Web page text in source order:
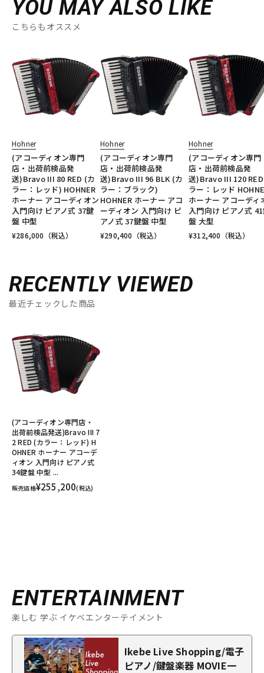
YOU MAY ALSO LIKE
こちらもオススメ
Hohner
(アコーディオン専門
店・出荷前検品発
送)Bravo III 80 RED (カ
ラー：レッド) HOHNER
ホーナー アコーディオン
入門向け ピアノ式 37鍵
盤 中型
¥286,000 （税込）
Hohner
(アコーディオン専門
店・出荷前検品発
送)Bravo III 96 BLK (カ
ラー：ブラック)
HOHNER ホーナー アコ
ーディオン 入門向け ピ
アノ式 37鍵盤 中型
¥290,400 （税込）
Hohner
(アコーディオン専門
店・出荷前検品発
送)Bravo III 120
ラー：レッド
ホーナー アコーディ
入門向け ピアノ式
盤 大型
¥312,400 （税込）
RECENTLY VIEWED
最近チェックした商品
(アコーディオン専門店・
出荷前検品発送)Bravo III 7
2 RED (カラー：レッド) H
OHNER ホーナー アコーデ
ィオン 入門向け ピアノ式
34鍵盤 中型 ...
販売価格¥255,200(税込)
ENTERTAINMENT
楽しむ 学ぶ イケベエンターテイメント
Ikebe Live Shopping/電子
ピアノ/鍵盤楽器 MOVIE一